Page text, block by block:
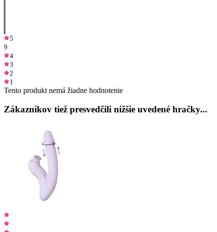
5
9
4
3
2
1
Tento produkt nemá žiadne hodnotenie
Zákazníkov tiež presvedčili nižšie uvedené hračky...